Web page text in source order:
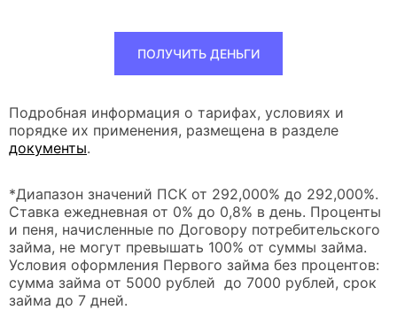
ПОЛУЧИТЬ ДЕНЬГИ
Подробная информация о тарифах, условиях и
порядке их применения, размещена в разделе
документы.
*Диапазон значений ПСК от 292,000% до 292,000%.
Ставка ежедневная от 0% до 0,8% в день. Проценты
и пеня, начисленные по Договору потребительского
займа, не могут превышать 100% от суммы займа.
Условия оформления Первого займа без процентов:
сумма займа от 5000 рублей до 7000 рублей, срок
займа до 7 дней.